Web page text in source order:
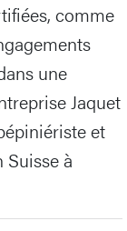
comme
une
Jaquet
et
à